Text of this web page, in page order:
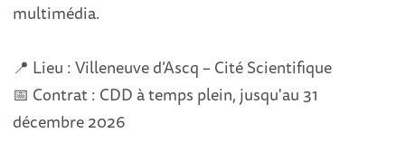
multimédia.
📍 Lieu : Villeneuve d’Ascq – Cité Scientifique
📅 Contrat : CDD à temps plein, jusqu'au 31
décembre 2026